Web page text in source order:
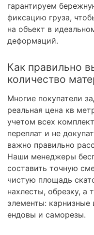
гарантируем
фиксацию груза,
на объект в
деформаций.
Как правильно
количество
Многие покупатели
реальная цена кв
учетом всех
переплат и не
важно правильно
Наши менеджеры
составить точную
чистую площадь
нахлесты, обрезку, а
элементы: карнизные
ендовы и саморезы.